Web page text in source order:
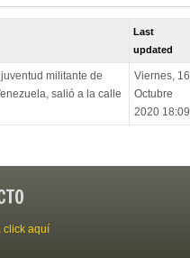
Last
updated
militante de
salió a la calle
Viernes, 16
Octubre
2020 18:09
click aquí